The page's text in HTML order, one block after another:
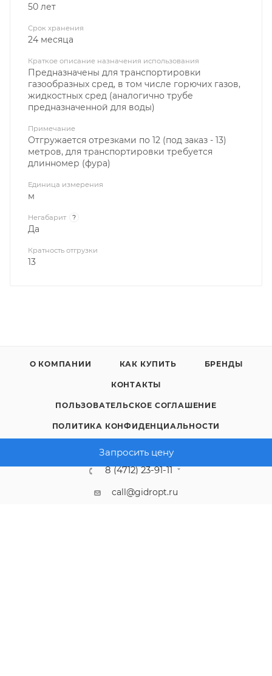
Запросить цену
50 лет
Срок хранения
24 месяца
Краткое описание назначения использования
Предназначены для транспортировки
газообразных сред, в том числе горючих газов,
жидкостных сред (аналогично трубе
предназначенной для воды)
Примечание
Отгружается отрезками по 12 (под заказ - 13)
метров, для транспортировки требуется
длинномер (фура)
Единица измерения
м
Негабарит ?
Да
Кратность отгрузки
13
О КОМПАНИИ КАК КУПИТЬ БРЕНДЫ
КОНТАКТЫ
ПОЛЬЗОВАТЕЛЬСКОЕ СОГЛАШЕНИЕ
ПОЛИТИКА КОНФИДЕНЦИАЛЬНОСТИ
8 (4712) 23-91-11
call@gidropt.ru